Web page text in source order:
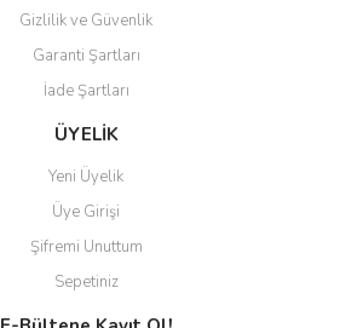
Gizlilik ve Güvenlik
Garanti Şartları
İade Şartları
ÜYELİK
Yeni Üyelik
Üye Girişi
Şifremi Unuttum
Sepetiniz